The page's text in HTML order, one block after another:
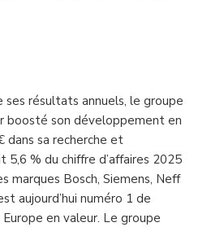
ses résultats annuels, le groupe
boosté son développement en
dans sa recherche et
% du chiffre d’affaires 2025
marques Bosch, Siemens, Neff
aujourd’hui numéro 1 de
en valeur. Le groupe